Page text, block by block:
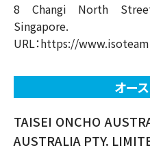
8 Changi North
Singapore.
URL：https://
オー
TAISEI ONCHO
AUSTRALIA PTY.